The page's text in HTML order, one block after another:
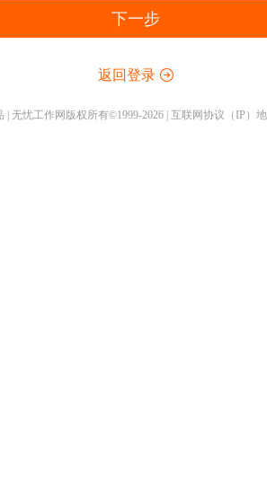
下一步
返回登录
无忧工作网版权所有©1999-2026 | 互联网协议（IP）